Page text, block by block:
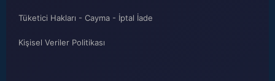
Tüketici Hakları - Cayma - İptal İade
Kişisel Veriler Politikası